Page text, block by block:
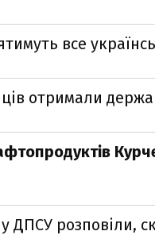
все
отримали
ДПСУ розповіли,